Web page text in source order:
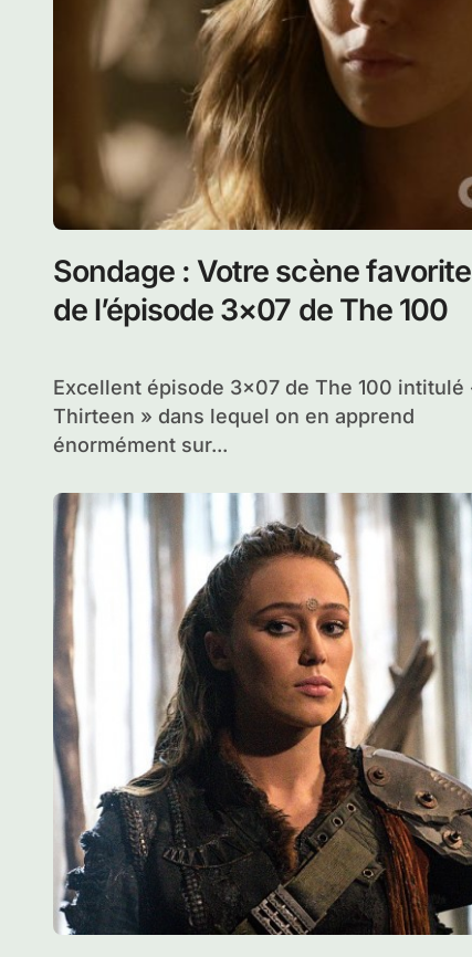
Sondage : Votre scène favorite
de l’épisode 3×07 de The 100
Excellent épisode 3×07 de The 100 intitulé «
Thirteen » dans lequel on en apprend
énormément sur...